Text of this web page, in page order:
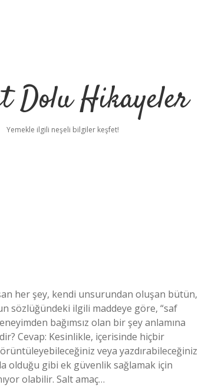
Dolu Hikayeler
Yemekle ilgili neşeli bilgiler keşfet!
her şey, kendi unsurundan oluşan bütün,
sözlüğündeki ilgili maddeye göre, “saf
bağımsız olan bir şey anlamına
Cevap: Kesinlikle, içerisinde hiçbir
veya yazdırabileceğiniz
olduğu gibi ek güvenlik sağlamak için
olabilir. Salt amaç…